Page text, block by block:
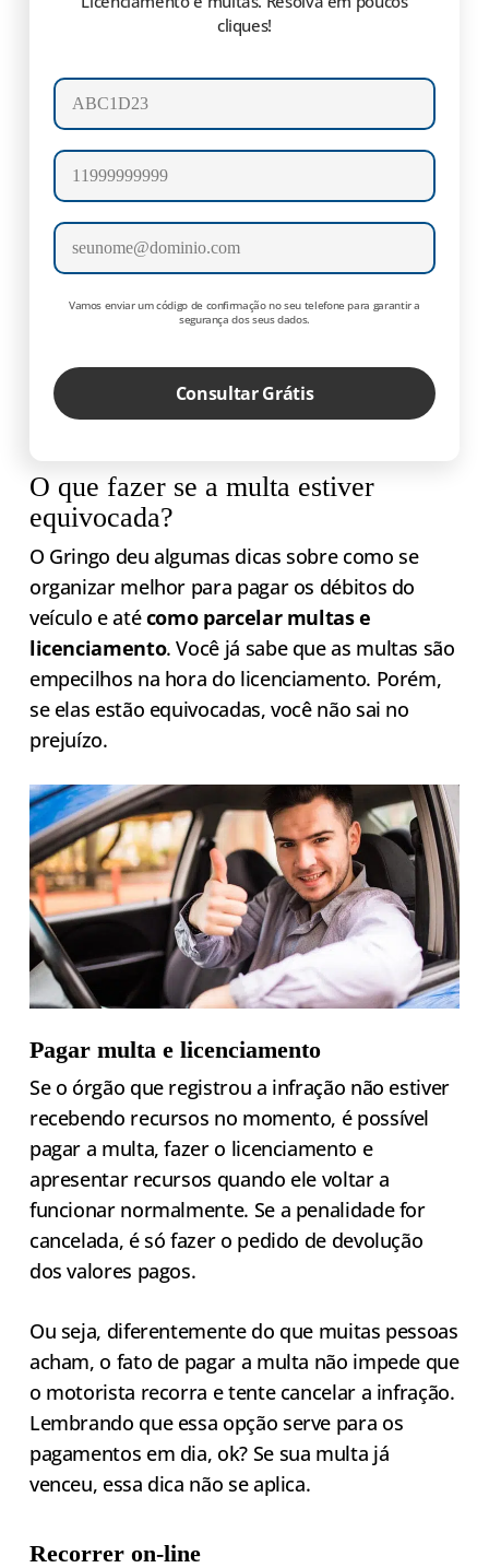
cliques!
Vamos enviar um código de confirmação no seu telefone para garantir a
segurança dos seus dados.
Consultar Grátis
O que fazer se a multa estiver
equivocada?
O Gringo deu algumas dicas sobre como se
organizar melhor para pagar os débitos do
veículo e atécomo parcelar multas e
licenciamento. Você já sabe que as multas são
empecilhos na hora do licenciamento. Porém,
se elas estão equivocadas, você não sai no
prejuízo.
Pagar multa e licenciamento
Se o órgão que registrou a infração não estiver
recebendo recursos no momento, é possível
pagar a multa, fazer o licenciamento e
apresentar recursos quando ele voltar a
funcionar normalmente. Se a penalidade for
cancelada, é só fazer o pedido de devolução
dos valores pagos.
Ou seja, diferentemente do que muitas pessoas
acham, o fato de pagar a multa não impede que
o motorista recorra e tente cancelar a infração.
Lembrando que essa opção serve para os
pagamentos em dia, ok? Se sua multa já
venceu, essa dica não se aplica.
Recorrer on-line